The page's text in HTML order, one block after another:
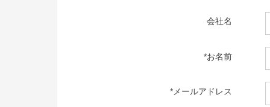
会社名
*お名前
*メールアドレス